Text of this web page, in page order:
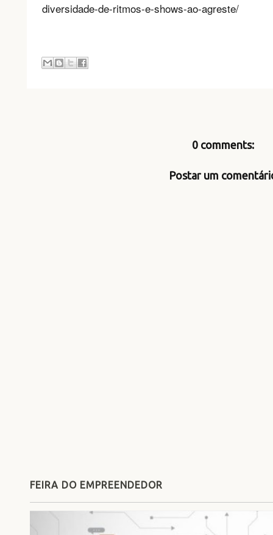
diversidade-de-ritmos-e-shows-ao-agreste/
0 comments:
Postar um
FEIRA DO EMPREENDEDOR